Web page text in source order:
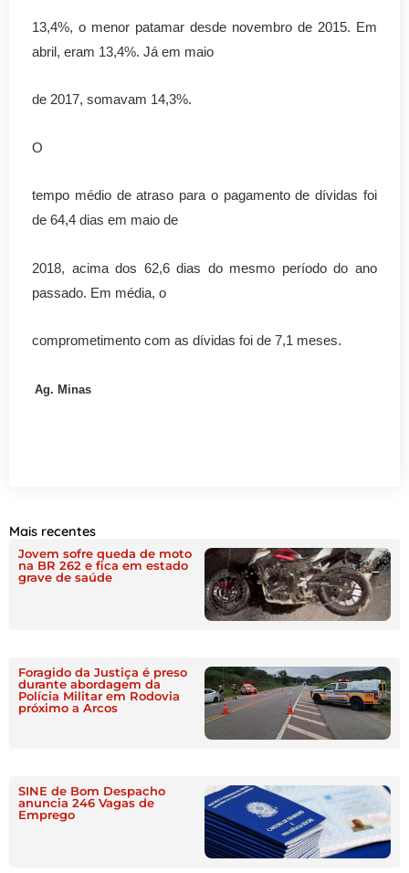
13,4%, o menor patamar desde novembro de 2015. Em
abril, eram 13,4%. Já em maio
de 2017, somavam 14,3%.
O
tempo médio de atraso para o pagamento de dívidas foi
de 64,4 dias em maio de
2018, acima dos 62,6 dias do mesmo período do ano
passado. Em média, o
comprometimento com as dívidas foi de 7,1 meses.
Ag. Minas
Mais recentes
Jovem sofre queda de moto
na BR 262 e fica em estado
grave de saúde
Foragido da Justiça é preso
durante abordagem da
Polícia Militar em Rodovia
próximo a Arcos
SINE de Bom Despacho
anuncia 246 Vagas de
Emprego